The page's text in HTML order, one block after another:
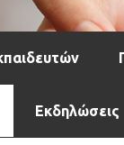
Εκδηλώσεις